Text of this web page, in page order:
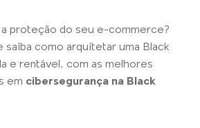
proteção do seu e-commerce?
saiba como arquitetar uma Black
e rentável, com as melhores
em cibersegurança na Black